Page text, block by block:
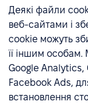
Деякі файли
веб-сайтами і
cookie можуть
її іншим особам.
Google Analytics,
Facebook Ads,
встановлення